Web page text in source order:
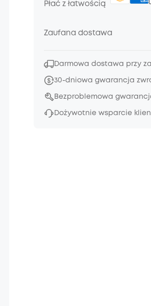
Płać z łatwością
Zaufana dostawa
Darmowa dostawa przy
30-dniowa gwarancja
Bezproblemowa
Dożywotnie wsparcie